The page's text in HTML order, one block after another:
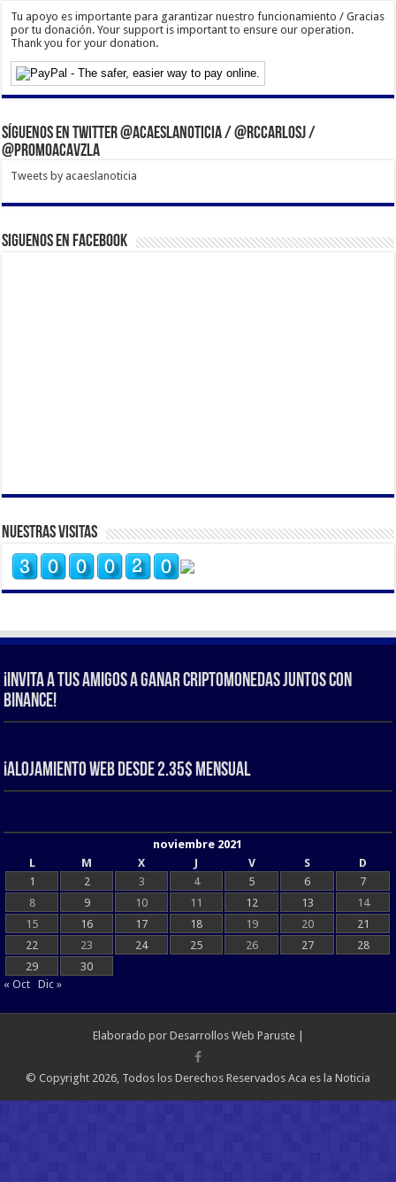
Tu apoyo es importante para garantizar nuestro funcionamiento / Gracias
por tu donación. Your support is important to ensure our operation.
Thank you for your donation.
Síguenos en Twitter @acaeslanoticia / @rccarlosj /
@PromoACAVzla
Tweets by acaeslanoticia
Siguenos en Facebook
Nuestras Visitas
¡Invita a tus amigos a ganar criptomonedas juntos con
Binance!
¡Alojamiento web Desde 2.35$ Mensual
noviembre 2021
L
M X J V S
D
1
2 3 4 5 6
7
8
9 10 11 12 13
14
15
16 17 18 19 20
21
22
23 24 25 26 27
28
29
30
« Oct
Dic »
Elaborado por Desarrollos Web Paruste|
© Copyright 2026, Todos los Derechos Reservados Aca es la Noticia